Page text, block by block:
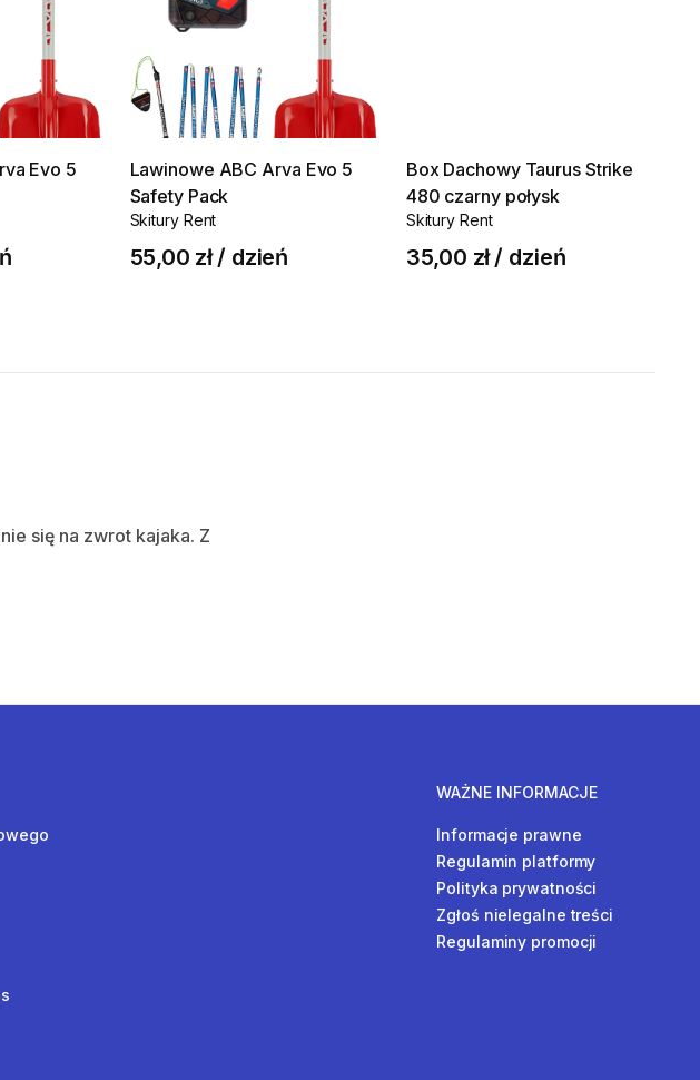
Evo 5
Lawinowe ABC Arva Evo 5
Safety Pack
Skitury Rent
55,00 zł / dzień
Box Dachowy Taurus Strike
480 czarny połysk
Skitury Rent
35,00 zł / dzień
się na zwrot kajaka. Z
WAŻNE INFORMACJE
Informacje prawne
Regulamin platformy
Polityka prywatności
Zgłoś nielegalne treści
Regulaminy promocji